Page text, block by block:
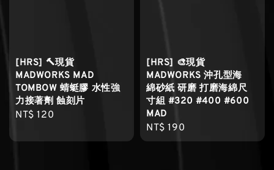
[HRS] 🔨現貨
MADWORKS MAD
TOMBOW 蜻蜓膠 水性強
力接著劑 蝕刻片
Regular
NT$ 120
[HRS] 🎨現貨
MADWORKS 沖孔型海
綿砂紙 研磨 打磨海綿尺
寸組 #320 #400 #600
MAD
Regular
price
NT$ 190